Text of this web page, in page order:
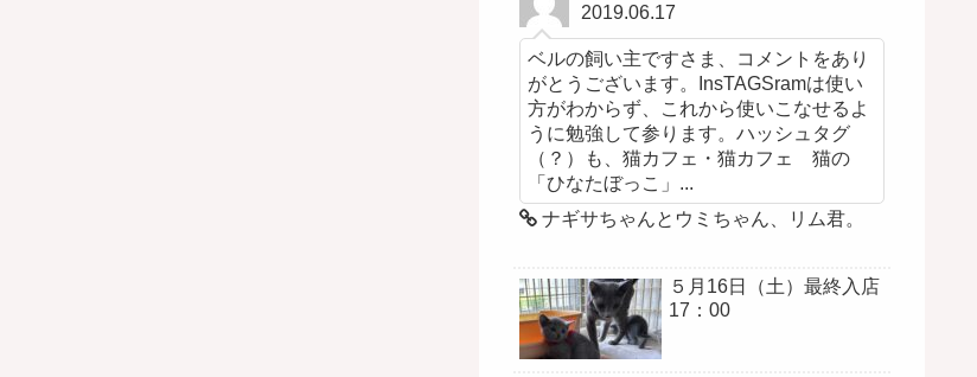
2019.06.17
ベルの飼い主ですさま、コメントをあり
がとうございます。InsTAGSramは使い
方がわからず、これから使いこなせるよ
うに勉強して参ります。ハッシュタグ
（？）も、猫カフェ・猫カフェ 猫の
「ひなたぼっこ」...
ナギサちゃんとウミちゃん、リム君。
５月16日（土）最終入店
17：00